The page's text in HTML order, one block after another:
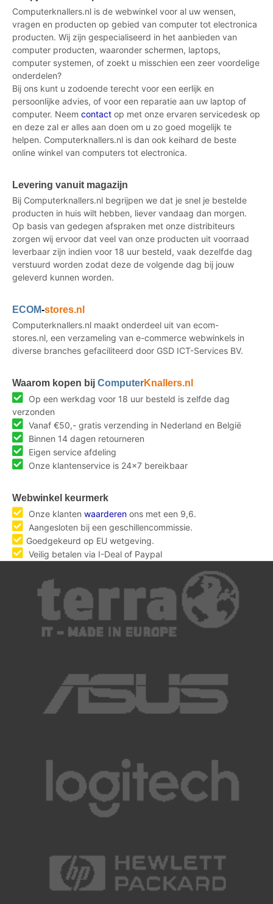
Computerknallers.nl is de webwinkel voor al uw wensen,
vragen en producten op gebied van computer tot electronica
producten. Wij zijn gespecialiseerd in het aanbieden van
computer producten, waaronder schermen, laptops,
computer systemen, of zoekt u misschien een zeer voordelige
onderdelen?
Bij ons kunt u zodoende terecht voor een eerlijk en
persoonlijke advies, of voor een reparatie aan uw laptop of
computer. Neem contact op met onze ervaren servicedesk op
en deze zal er alles aan doen om u zo goed mogelijk te
helpen. Computerknallers.nl is dan ook keihard de beste
online winkel van computers tot electronica.
Levering vanuit magazijn
Bij Computerknallers.nl begrijpen we dat je snel je bestelde
producten in huis wilt hebben, liever vandaag dan morgen.
Op basis van gedegen afspraken met onze distribiteurs
zorgen wij ervoor dat veel van onze producten uit voorraad
leverbaar zijn indien voor 18 uur besteld, vaak dezelfde dag
verstuurd worden zodat deze de volgende dag bij jouw
geleverd kunnen worden.
ECOM-stores.nl
Computerknallers.nl maakt onderdeel uit van ecom-
stores.nl, een verzameling van e-commerce webwinkels in
diverse branches gefaciliteerd door GSD ICT-Services BV.
Waarom kopen bij ComputerKnallers.nl
Op een werkdag voor 18 uur besteld is zelfde dag
verzonden
Vanaf €50,- gratis verzending in Nederland en België
Binnen 14 dagen retourneren
Eigen service afdeling
Onze klantenservice is 24x7 bereikbaar
Webwinkel keurmerk
Onze klanten waarderen ons met een 9,6.
Aangesloten bij een geschillencommissie.
Goedgekeurd op EU wetgeving.
Veilig betalen via I-Deal of Paypal